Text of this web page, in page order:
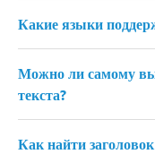
Какие языки
Можно ли самому
текста?
Как найти